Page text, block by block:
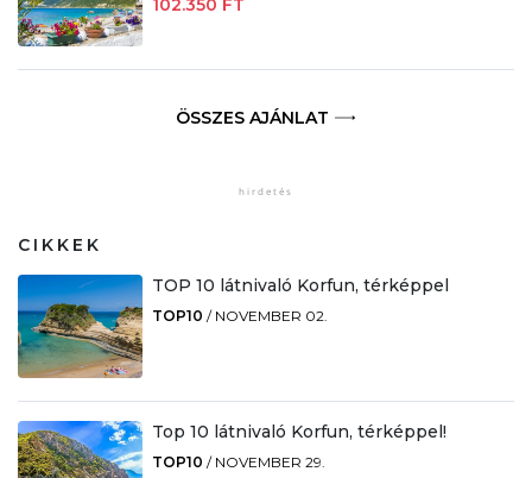
102.350 FT
ÖSSZES AJÁNLAT
CIKKEK
TOP 10 látnivaló Korfun, térképpel
TOP10 / NOVEMBER 02.
Top 10 látnivaló Korfun, térképpel!
TOP10 / NOVEMBER 29.